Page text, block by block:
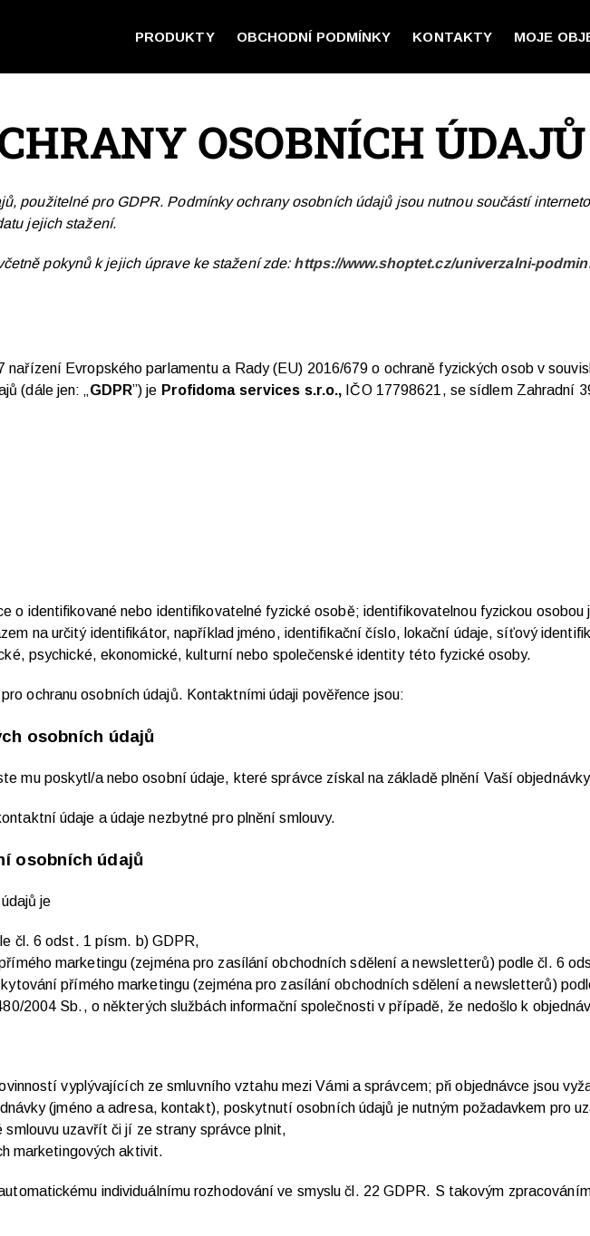
PRODUKTY OBCHODNÍ PODMÍNKY KONTAKTY MOJE
OSOBNÍCH ÚDAJŮ
použitelné pro GDPR. Podmínky ochrany osobních údajů jsou nutnou součástí
jejich stažení.
pokynů k jejich úprave ke stažení zde: https://www.shoptet.cz/univerzalni-
nařízení Evropského parlamentu a Rady (EU) 2016/679 o ochraně fyzických osob v
(dále jen: „GDPR”) je Profidoma services s.r.o., IČO 17798621, se sídlem Zahradní
o identifikované nebo identifikovatelné fyzické osobě; identifikovatelnou fyzickou
na určitý identifikátor, například jméno, identifikační číslo, lokační údaje, síťový
psychické, ekonomické, kulturní nebo společenské identity této fyzické osoby.
ochranu osobních údajů. Kontaktními údaji pověřence jsou:
osobních údajů
mu poskytl/a nebo osobní údaje, které správce získal na základě plnění Vaší
údaje a údaje nezbytné pro plnění smlouvy.
osobních údajů
je
čl. 6 odst. 1 písm. b) GDPR,
marketingu (zejména pro zasílání obchodních sdělení a newsletterů) podle čl. 6
přímého marketingu (zejména pro zasílání obchodních sdělení a newsletterů)
2004 Sb., o některých službách informační společnosti v případě, že nedošlo k
vyplývajících ze smluvního vztahu mezi Vámi a správcem; při objednávce jsou
(jméno a adresa, kontakt), poskytnutí osobních údajů je nutným požadavkem pro
uzavřít či jí ze strany správce plnit,
marketingových aktivit.
individuálnímu rozhodování ve smyslu čl. 22 GDPR. S takovým